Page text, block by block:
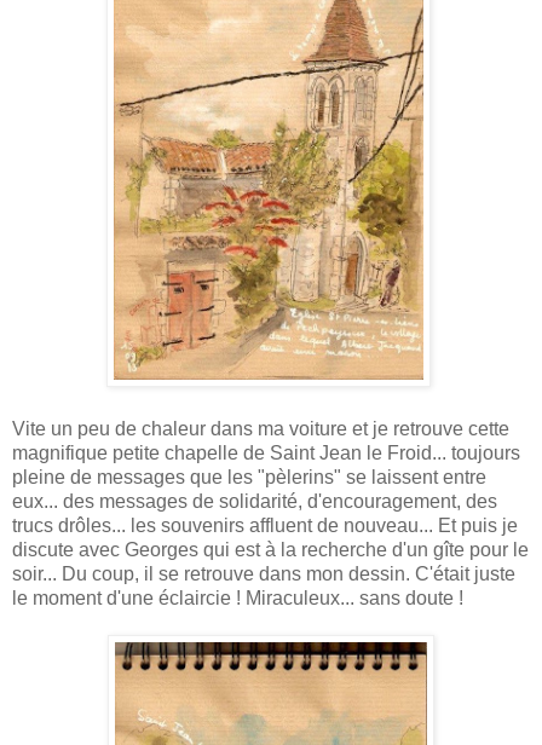
Vite un peu de chaleur dans ma voiture et je retrouve cette
magnifique petite chapelle de Saint Jean le Froid... toujours
pleine de messages que les "pèlerins" se laissent entre
eux... des messages de solidarité, d'encouragement, des
trucs drôles... les souvenirs affluent de nouveau... Et puis je
discute avec Georges qui est à la recherche d'un gîte pour le
soir... Du coup, il se retrouve dans mon dessin. C'était juste
le moment d'une éclaircie ! Miraculeux... sans doute !